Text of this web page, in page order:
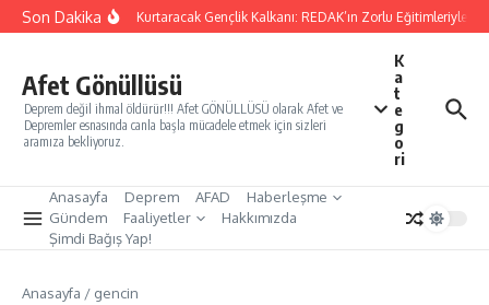
İçeriğe atla
Son DakikaYarınları Kurtaracak Gençlik Kalkanı: REDAK’ın Zorlu Eğitimleriyle
Afet Gönüllüsü
Deprem değil ihmal öldürür!!! Afet GÖNÜLLÜSÜ olarak Afet ve
Depremler esnasında canla başla mücadele etmek için sizleri
aramıza bekliyoruz.
K
a
t
e
g
o
ri
Anasayfa Deprem AFAD
Haberleşme
Gündem
Faaliyetler
Hakkımızda
Şimdi Bağış Yap!
Anasayfa / gencin